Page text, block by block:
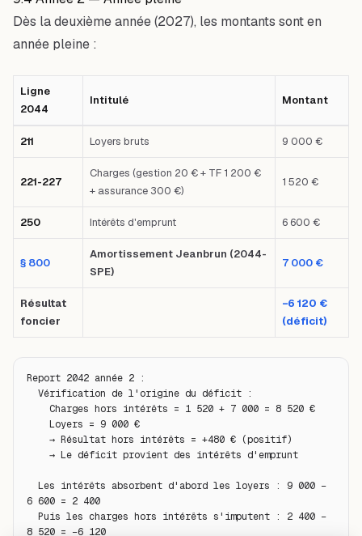
Dès la deuxième année (2027), les montants sont en
année pleine :
Ligne
2044
Intitulé Montant
211 Loyers bruts 9 000 €
221-227
Charges (gestion 20 € + TF 1 200 €
+ assurance 300 €)
1 520 €
250 Intérêts d'emprunt 6 600 €
§ 800
Amortissement Jeanbrun (2044-
SPE)
7 000 €
Résultat
foncier
−6 120 €
(déficit)
Report 2042 année 2 :
6 600 = 2 400
8 520 = −6 120